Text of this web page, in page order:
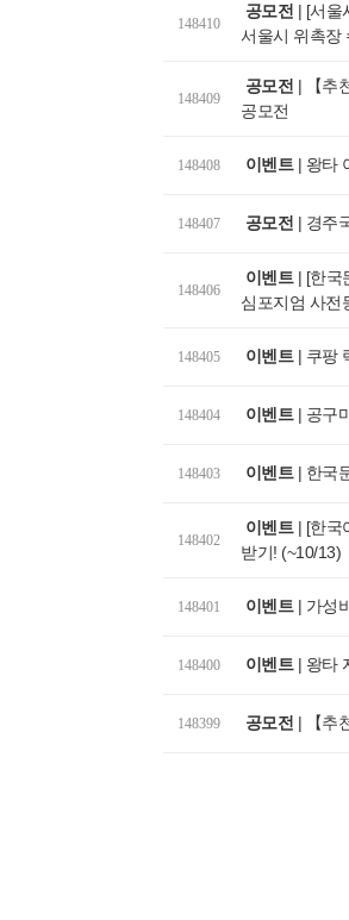
148410
공모전 | [서울
서울시 위촉장
148409
공모전 |
【
공모전
148408 이벤트| 왕타
148407 공모전 | 경주
148406
이벤트| [한국
심포지엄 사전
148405 이벤트| 쿠팡
148404 이벤트| 공구
148403 이벤트| 한국
148402
이벤트| [한국
받기! (~10/13)
148401 이벤트| 가성
148400 이벤트| 왕타
148399 공모전 | 【